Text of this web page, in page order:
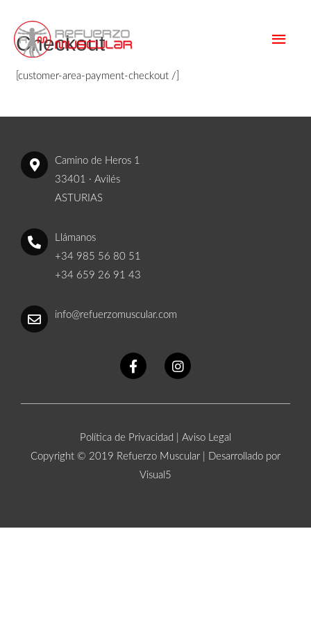
Checkout
[customer-area-payment-checkout /]
Camino de Heros 1
33401 · Avilés
ASTURIAS
Llámanos
+34 985 56 80 51
+34 659 26 91 43
info@refuerzomuscular.com
Política de Privacidad
Aviso Legal
Copyright © 2019 Refuerzo Muscular |
Desarrollado por
Visual5